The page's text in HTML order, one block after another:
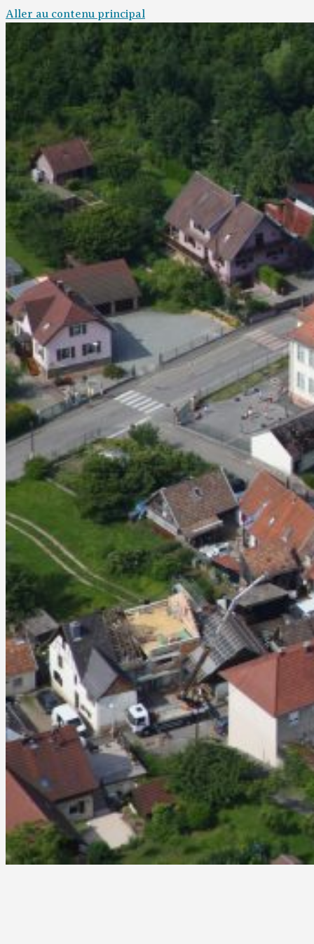
Aller au contenu principal